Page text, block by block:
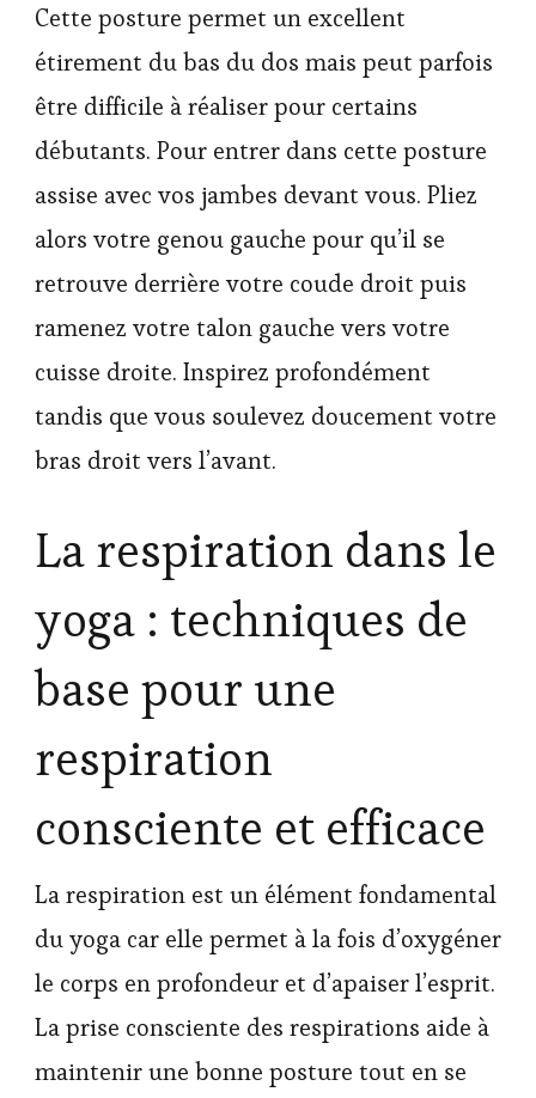
Cette posture permet un excellent
étirement du bas du dos mais peut parfois
être difficile à réaliser pour certains
débutants. Pour entrer dans cette posture
assise avec vos jambes devant vous. Pliez
alors votre genou gauche pour qu’il se
retrouve derrière votre coude droit puis
ramenez votre talon gauche vers votre
cuisse droite. Inspirez profondément
tandis que vous soulevez doucement votre
bras droit vers l’avant.
La respiration dans le
yoga : techniques de
base pour une
respiration
consciente et efficace
La respiration est un élément fondamental
du yoga car elle permet à la fois d’oxygéner
le corps en profondeur et d’apaiser l’esprit.
La prise consciente des respirations aide à
maintenir une bonne posture tout en se